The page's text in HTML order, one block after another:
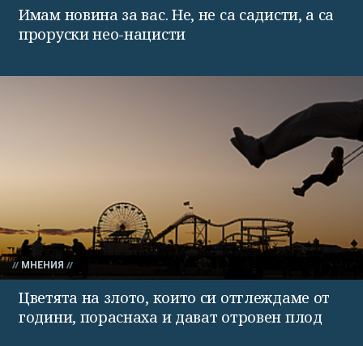
Имам новина за вас. Не, не са садисти, а са
проруски нео-нацисти
МНЕНИЯ
Цветята на злото, които си отглеждаме от
години, пораснаха и дават отровен плод